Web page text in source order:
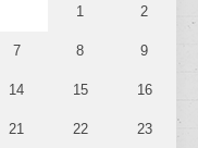
1 2
7 8 9
14 15 16
21 22 23